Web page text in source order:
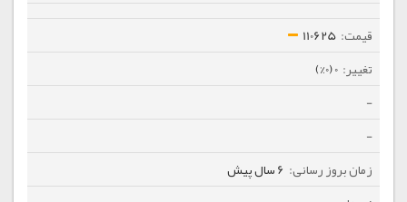
110625
0 (0%)
-
-
6 سال پیش